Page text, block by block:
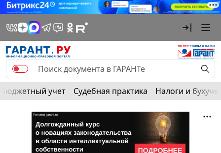
Бюджетный учет Судебная практика Налоги и